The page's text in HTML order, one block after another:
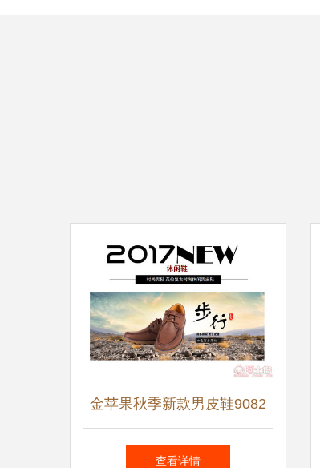
金苹果秋季新款男皮鞋9082
英伦复古商务休闲，软底正装
查看详情